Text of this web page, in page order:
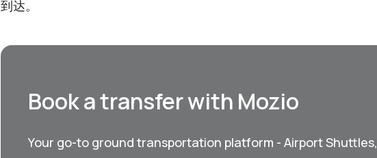
到达。
Book a transfer with Mozio
Your go-to ground transportation platform - Airport Shuttles,